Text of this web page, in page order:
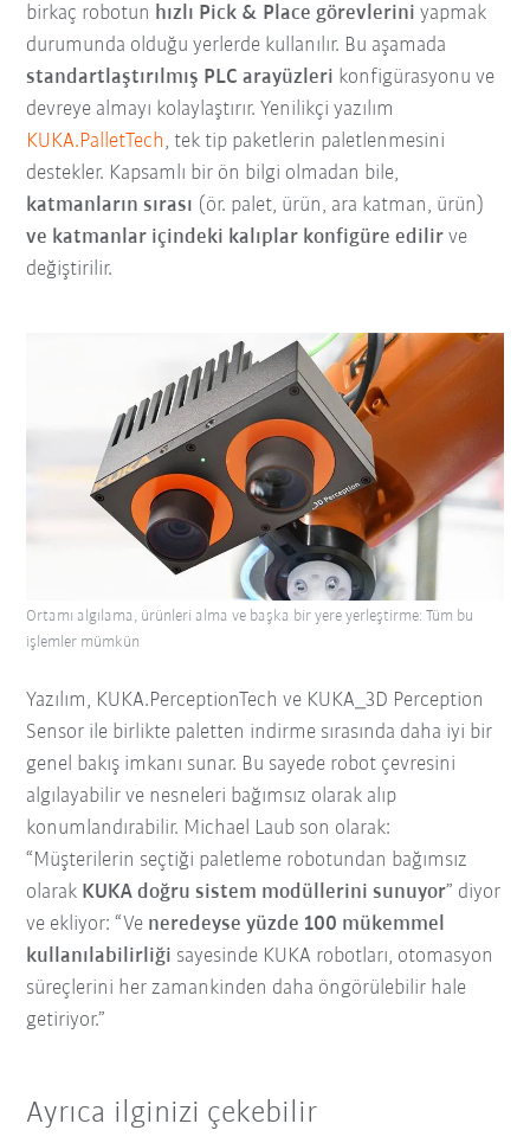
birkaç robotun hızlı Pick & Place görevlerini yapmak
durumunda olduğu yerlerde kullanılır. Bu aşamada
standartlaştırılmış PLC arayüzleri konfigürasyonu ve
devreye almayı kolaylaştırır. Yenilikçi yazılım
KUKA.PalletTech, tek tip paketlerin paletlenmesini
destekler. Kapsamlı bir ön bilgi olmadan bile,
katmanların sırası (ör. palet, ürün, ara katman, ürün)
ve katmanlar içindeki kalıplar konfigüre edilir ve
değiştirilir.
Yazılım, KUKA.PerceptionTech ve KUKA_3D Perception
Sensor ile birlikte paletten indirme sırasında daha iyi bir
genel bakış imkanı sunar. Bu sayede robot çevresini
algılayabilir ve nesneleri bağımsız olarak alıp
konumlandırabilir. Michael Laub son olarak:
“Müşterilerin seçtiği paletleme robotundan bağımsız
olarak KUKA doğru sistem modüllerini sunuyor” diyor
ve ekliyor: “Ve neredeyse yüzde 100 mükemmel
kullanılabilirliği sayesinde KUKA robotları, otomasyon
süreçlerini her zamankinden daha öngörülebilir hale
getiriyor.”
Ortamı algılama, ürünleri alma ve başka bir yere yerleştirme: Tüm bu
işlemler mümkün
Ayrıca ilginizi çekebilir